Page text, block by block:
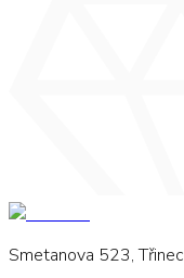
Smetanova 523, Třinec